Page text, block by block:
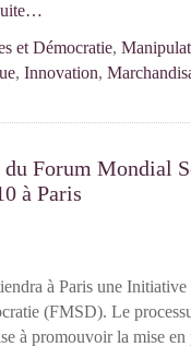
et Démocratie,
, Innovation,
Forum Mondial
à Paris
à Paris une
(FMSD). Le
à promouvoir la mise